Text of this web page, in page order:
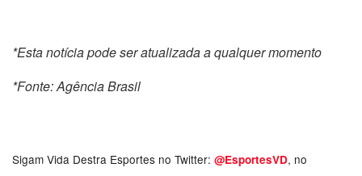
*Esta notícia pode ser atualizada a qualquer momento
*Fonte: Agência Brasil
Sigam Vida Destra Esportes no Twitter: @EsportesVD, no